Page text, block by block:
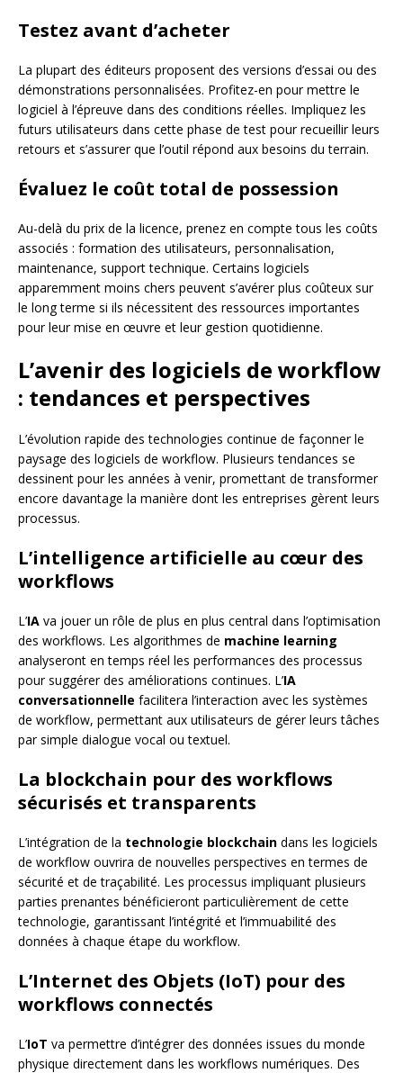
Testez avant d’acheter
La plupart des éditeurs proposent des versions d’essai ou des
démonstrations personnalisées. Profitez-en pour mettre le
logiciel à l’épreuve dans des conditions réelles. Impliquez les
futurs utilisateurs dans cette phase de test pour recueillir leurs
retours et s’assurer que l’outil répond aux besoins du terrain.
Évaluez le coût total de possession
Au-delà du prix de la licence, prenez en compte tous les coûts
associés : formation des utilisateurs, personnalisation,
maintenance, support technique. Certains logiciels
apparemment moins chers peuvent s’avérer plus coûteux sur
le long terme si ils nécessitent des ressources importantes
pour leur mise en œuvre et leur gestion quotidienne.
L’avenir des logiciels de workflow
: tendances et perspectives
L’évolution rapide des technologies continue de façonner le
paysage des logiciels de workflow. Plusieurs tendances se
dessinent pour les années à venir, promettant de transformer
encore davantage la manière dont les entreprises gèrent leurs
processus.
L’intelligence artificielle au cœur des
workflows
L’IA va jouer un rôle de plus en plus central dans l’optimisation
des workflows. Les algorithmes de machine learning
analyseront en temps réel les performances des processus
pour suggérer des améliorations continues. L’IA
conversationnelle facilitera l’interaction avec les systèmes
de workflow, permettant aux utilisateurs de gérer leurs tâches
par simple dialogue vocal ou textuel.
La blockchain pour des workflows
sécurisés et transparents
L’intégration de la technologie blockchain dans les logiciels
de workflow ouvrira de nouvelles perspectives en termes de
sécurité et de traçabilité. Les processus impliquant plusieurs
parties prenantes bénéficieront particulièrement de cette
technologie, garantissant l’intégrité et l’immuabilité des
données à chaque étape du workflow.
L’Internet des Objets (IoT) pour des
workflows connectés
L’IoT va permettre d’intégrer des données issues du monde
physique directement dans les workflows numériques. Des